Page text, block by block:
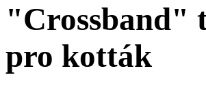
"Crossband"
pro kották